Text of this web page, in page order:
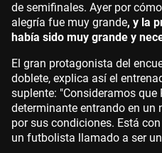
de semifinales. Ayer por
alegría fue muy grande, y la
había sido muy grande y
El gran protagonista del
doblete, explica así el
suplente: "Consideramos
determinante entrando en
por sus condiciones. Está
un futbolista llamado a ser